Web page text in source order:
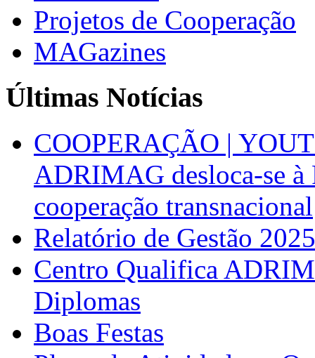
Projetos de Cooperação
MAGazines
Últimas Notícias
COOPERAÇÃO |
ADRIMAG desloca-se
cooperação transnacional
Relatório de Gestão 2025
Centro Qualifica
Diplomas
Boas Festas